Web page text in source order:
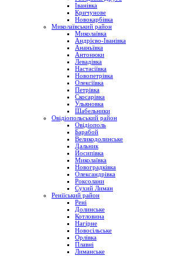
Іванівка
Кричунове
Новокарбівка
Миколаївський район
Миколаївка
Андрієво-Іванівка
Ананьївка
Антонюки
Левадівка
Настасіївка
Новопетрівка
Олексіївка
Петрівка
Скосарівка
Ульяновка
Шабельники
Овідіопольський район
Овідіополь
Барабой
Великодолинське
Дальник
Йосипівка
Миколаївка
Новоградківка
Олександрівка
Роксолани
Сухий Лиман
Реніїський район
Рені
Долинське
Котловина
Нагірне
Новосільське
Орлівка
Плавні
Лиманське